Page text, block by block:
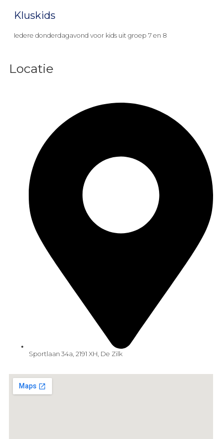
Kluskids
Iedere donderdagavond voor kids uit groep 7 en 8
Locatie
Sportlaan 34a, 2191 XH, De Zilk